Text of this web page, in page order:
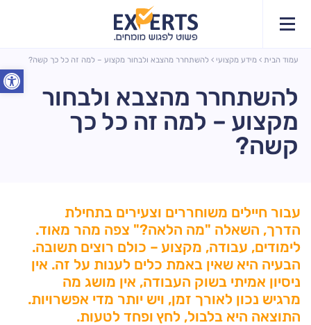
פתח
עמוד הבית מידע מקצועי להשתחרר מהצבא ולבחור מקצוע – למה זה כל כך קשה?
להשתחרר מהצבא ולבחור
מקצוע – למה זה כל כך
קשה?
עבור חיילים משוחררים וצעירים בתחילת
הדרך, השאלה "מה הלאה?" צפה מהר מאוד.
לימודים, עבודה, מקצוע – כולם רוצים תשובה.
הבעיה היא שאין באמת כלים לענות על זה. אין
ניסיון אמיתי בשוק העבודה, אין מושג מה
מרגיש נכון לאורך זמן, ויש יותר מדי אפשרויות.
התוצאה היא בלבול, לחץ ופחד לטעות.